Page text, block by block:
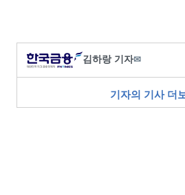
김하랑 기자✉
기자의 기사 더